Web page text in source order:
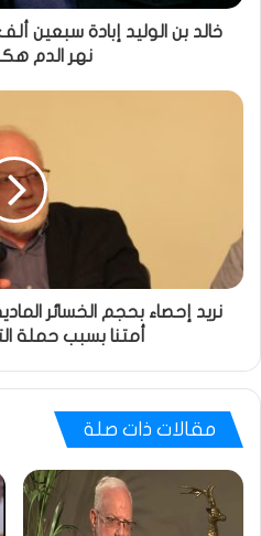
خالد بن الوليد إبادة
نهر الدم
نريد إحصاء بحجم الخسائر
أمتنا بسبب حملة
مقالات ذات صلة